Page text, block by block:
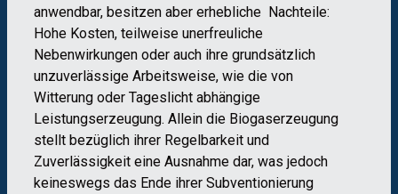
anwendbar, besitzen aber erhebliche Nachteile:
Hohe Kosten, teilweise unerfreuliche
Nebenwirkungen oder auch ihre grundsätzlich
unzuverlässige Arbeitsweise, wie die von
Witterung oder Tageslicht abhängige
Leistungserzeugung. Allein die Biogaserzeugung
stellt bezüglich ihrer Regelbarkeit und
Zuverlässigkeit eine Ausnahme dar, was jedoch
keineswegs das Ende ihrer Subventionierung